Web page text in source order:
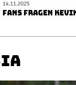
14.11.2025
FANS FRAGEN